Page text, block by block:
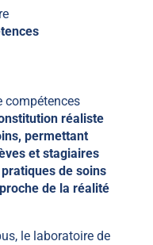
compétences
réaliste
permettant
et stagiaires
de soins
de la réalité
le laboratoire de